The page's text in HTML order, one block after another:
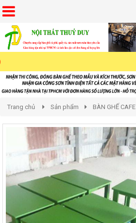
Trang chủ Sản phẩm BÀN GHẾ CAFE